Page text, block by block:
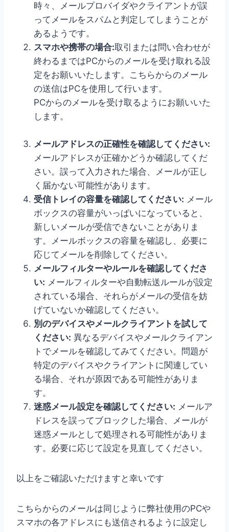
時々、メールプロバイダやクライアントが誤
ってメールをスパムと判定してしまうことが
あるようです。
スマホや携帯の場合:取引または問い合わせが
終わるまではPCからのメールを受け取れる設
定をお願いいたします。こちらからのメール
の送信はPCを使用して行います。
PCからのメールを受け取るようにお願いいた
します。
メールアドレスの正確性を確認してください:
メールアドレスが正確かどうか確認してくだ
さい。誤って入力された場合、メールが正し
く届かない可能性があります。
受信トレイの容量を確認してください: メール
ボックスの容量がいっぱいになっていると、
新しいメールが受信できないことがありま
す。メールボックスの容量を確認し、必要に
応じてメールを削除してください。
メールフィルターやルールを確認してくださ
い: メールフィルターや自動転送ルールが設定
されている場合、それらがメールの受信を妨
げていないか確認してください。
別のデバイスやメールクライアントを試して
ください: 異なるデバイスやメールクライアン
トでメールを確認してみてください。問題が
特定のデバイスやクライアントに関連してい
る場合、それが原因である可能性がありま
す。
迷惑メール設定を確認してください: メールア
ドレスを誤ってブロックした場合、メールが
迷惑メールとして処理される可能性がありま
す。必要に応じて設定を見直してください。
以上をご確認いただけますと幸いです
こちらからのメールは同じように弊社使用のPCや
スマホの各アドレスにも送信されるように設定し